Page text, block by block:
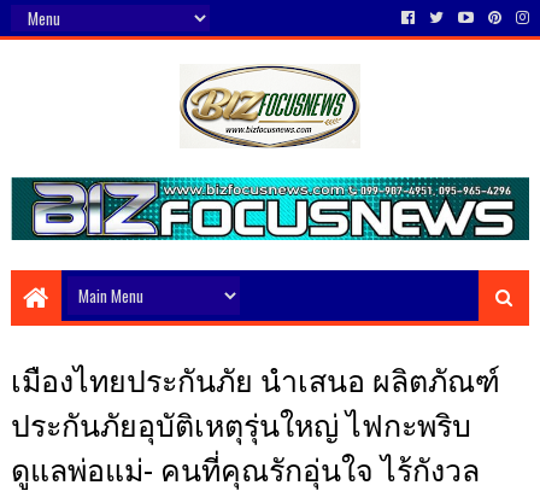
เมืองไทยประกันภัย นำเสนอ ผลิตภัณฑ์
ประกันภัยอุบัติเหตุรุ่นใหญ่ ไฟกะพริบ
ดูแลพ่อแม่- คนที่คุณรักอุ่นใจ ไร้กังวล